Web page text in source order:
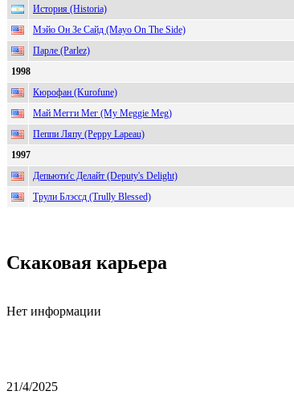
История (Historia)
Мэйо Он Зе Сайд (Mayo On The Side)
Парле (Parlez)
1998
Кюрофан (Kurofune)
Май Мегги Мег (My Meggie Meg)
Пеппи Ляпу (Peppy Lapeau)
1997
Депьюти'с Делайт (Deputy's Delight)
Трули Блэссд (Trully Blessed)
Скаковая карьера
Нет информации
21/4/2025